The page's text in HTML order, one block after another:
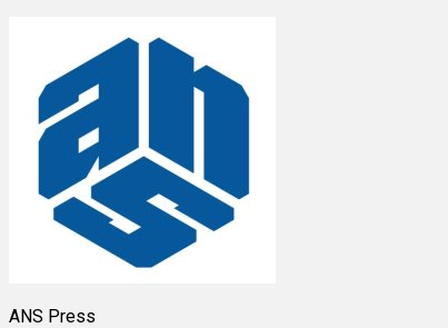
ANS Press